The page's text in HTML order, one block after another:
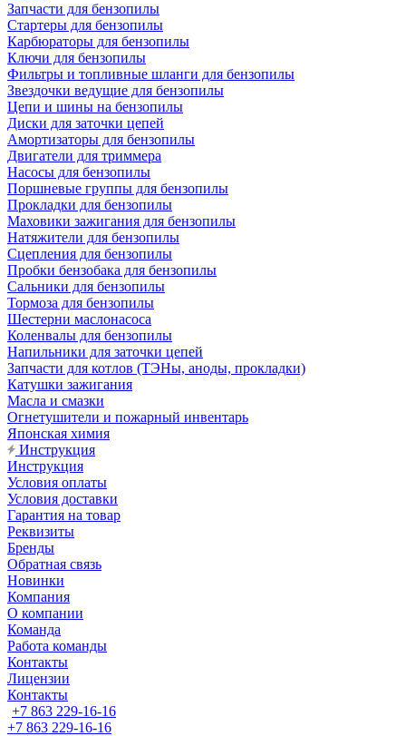
Запчасти для бензопилы
Стартеры для бензопилы
Карбюраторы для бензопилы
Ключи для бензопилы
Фильтры и топливные шланги для бензопилы
Звездочки ведущие для бензопилы
Цепи и шины на бензопилы
Диски для заточки цепей
Амортизаторы для бензопилы
Двигатели для триммера
Насосы для бензопилы
Поршневые группы для бензопилы
Прокладки для бензопилы
Маховики зажигания для бензопилы
Натяжители для бензопилы
Сцепления для бензопилы
Пробки бензобака для бензопилы
Сальники для бензопилы
Тормоза для бензопилы
Шестерни маслонасоса
Коленвалы для бензопилы
Напильники для заточки цепей
Запчасти для котлов (ТЭНы, аноды, прокладки)
Катушки зажигания
Масла и смазки
Огнетушители и пожарный инвентарь
Японская химия
Инструкция
Инструкция
Условия оплаты
Условия доставки
Гарантия на товар
Реквизиты
Бренды
Обратная связь
Новинки
Компания
О компании
Команда
Работа команды
Контакты
Лицензии
Контакты
+7 863 229-16-16
+7 863 229-16-16